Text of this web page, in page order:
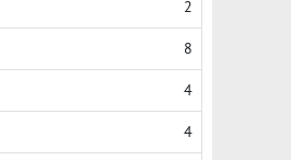
2
8
4
4